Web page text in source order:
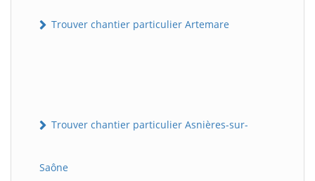
Trouver chantier particulier Artemare
Trouver chantier particulier Asnières-sur-
Saône